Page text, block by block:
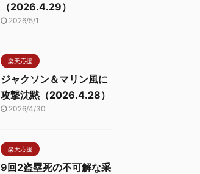
（2026.4.29）
2026/5/1
楽天応援
ジャクソン＆マリン風に
攻撃沈黙（2026.4.28）
2026/4/30
楽天応援
9回2盗塁死の不可解な采